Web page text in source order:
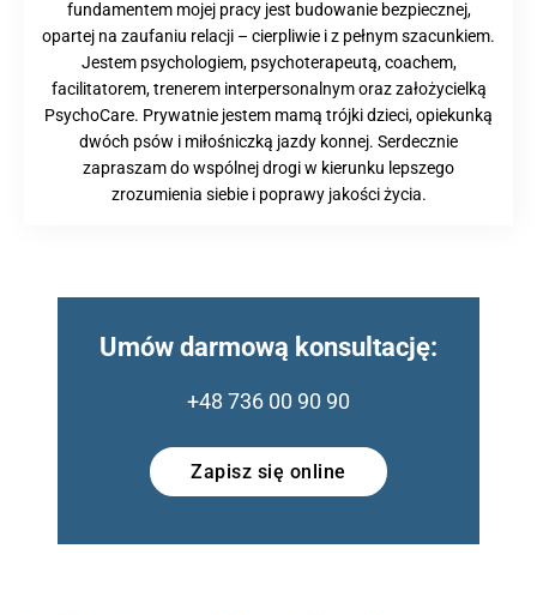
fundamentem mojej pracy jest budowanie bezpiecznej,
opartej na zaufaniu relacji – cierpliwie i z pełnym szacunkiem.
Jestem psychologiem, psychoterapeutą, coachem,
facilitatorem, trenerem interpersonalnym oraz założycielką
PsychoCare. Prywatnie jestem mamą trójki dzieci, opiekunką
dwóch psów i miłośniczką jazdy konnej. Serdecznie
zapraszam do wspólnej drogi w kierunku lepszego
zrozumienia siebie i poprawy jakości życia.
Umów darmową konsultację:
+48 736 00 90 90
Zapisz się online